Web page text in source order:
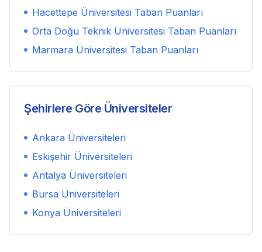
Hacettepe Üniversitesi Taban Puanları
Orta Doğu Teknik Üniversitesi Taban Puanları
Marmara Üniversitesi Taban Puanları
Şehirlere Göre Üniversiteler
Ankara Üniversiteleri
Eskişehir Üniversiteleri
Antalya Üniversiteleri
Bursa Üniversiteleri
Konya Üniversiteleri